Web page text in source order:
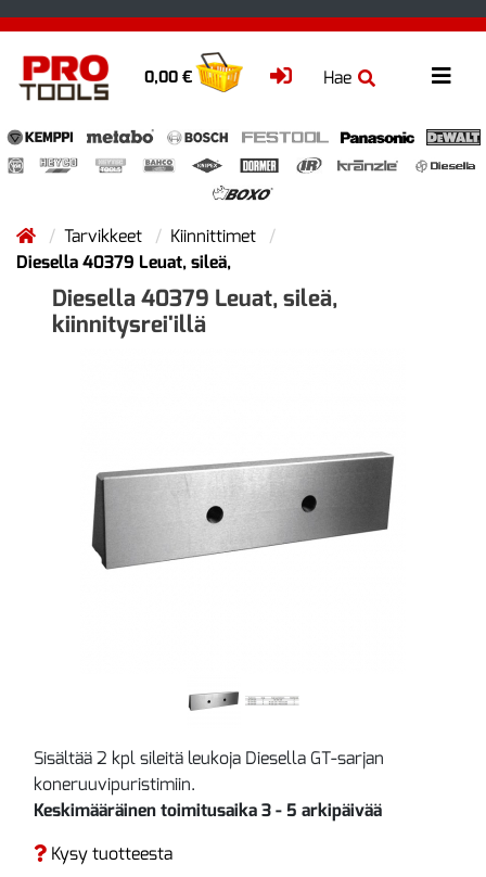
Hae
0,00 €
Tarvikkeet
Kiinnittimet
Diesella 40379 Leuat, sileä,
Diesella 40379 Leuat, sileä,
kiinnitysrei'illä
Sisältää 2 kpl sileitä leukoja Diesella GT-sarjan
koneruuvipuristimiin.
Keskimääräinen toimitusaika 3 - 5 arkipäivää
Kysy tuotteesta